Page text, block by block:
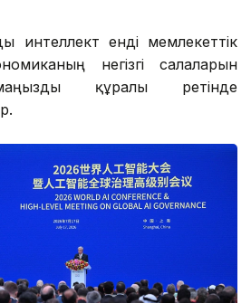
интеллект енді мемлекеттік
негізгі салаларын
құралы ретінде